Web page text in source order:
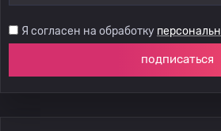
Я согласен на обработку
подписаться